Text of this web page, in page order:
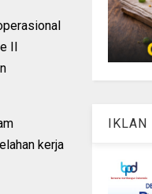
II
kerja
IKLAN